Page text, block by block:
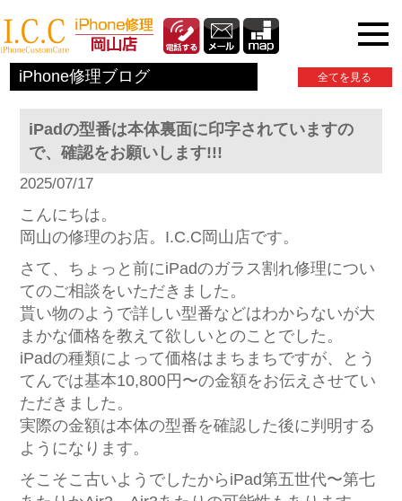
iPhone修理ブログ 全てを見る
iPadの型番は本体裏面に印字されていますの
で、確認をお願いします!!!
2025/07/17
こんにちは。
岡山の修理のお店。I.C.C岡山店です。
さて、ちょっと前にiPadのガラス割れ修理につい
てのご相談をいただきました。
貰い物のようで詳しい型番などはわからないが大
まかな価格を教えて欲しいとのことでした。
iPadの種類によって価格はまちまちですが、とう
てんでは基本10,800円〜の金額をお伝えさせてい
ただきました。
実際の金額は本体の型番を確認した後に判明する
ようになります。
そこそこ古いようでしたからiPad第五世代〜第七